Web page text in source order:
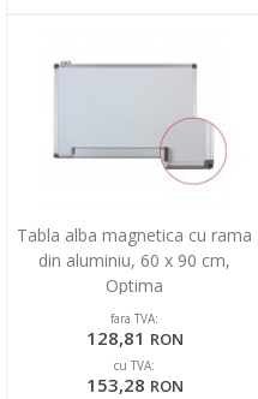
Tabla alba magnetica cu rama
din aluminiu, 60 x 90 cm,
Optima
fara TVA:
128,81 RON
cu TVA:
153,28 RON